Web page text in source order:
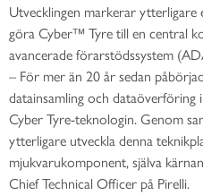
Utvecklingen markerar ytterligare
göra Cyber™ Tyre till en central
avancerade förarstödssystem
– För mer än 20 år sedan
datainsamling och dataöverföring
Cyber Tyre-teknologin. Genom
ytterligare utveckla denna
mjukvarukomponent, själva
Chief Technical Officer på Pirelli.